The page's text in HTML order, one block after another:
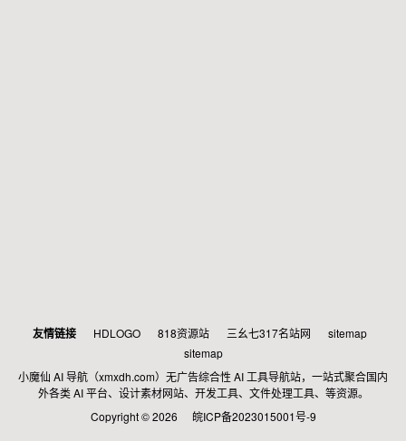
友情链接 HDLOGO 818资源站 三幺七317名站网
sitemap
sitemap
小魔仙 AI 导航（xmxdh.com）无广告综合性 AI 工具导航站，一站式聚合国内
外各类 AI 平台、设计素材网站、开发工具、文件处理工具、等资源。
Copyright © 2026
皖ICP备2023015001号-9